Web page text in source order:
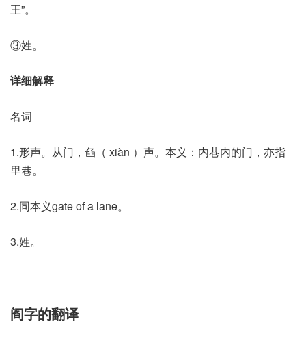
王”。
③姓。
详细解释
名词
1.形声。从门，臽（ xiàn ）声。本义：内巷内的门，亦指
里巷。
2.同本义gate of a lane。
3.姓。
阎字的翻译